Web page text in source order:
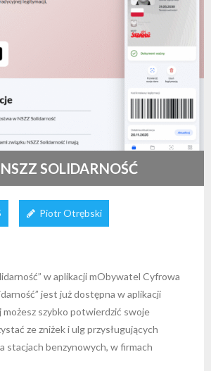
SOLIDARNOŚĆ
Piotr Otrębski
w aplikacji mObywatel Cyfrowa
jest już dostępna w aplikacji
szybko potwierdzić swoje
ze zniżek i ulg przysługujących
stacjach benzynowych, w firmach